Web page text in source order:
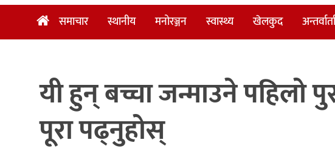
मनोरञ्जन
स्वास्थ्य
अन्तर्वार्ता
रोचक
समाचार स्थानीय मनोरञ्जन स्वास्थ्य खेलकुद अन्तर्वार्ता
यी हुन् बच्चा जन्माउने
पूरा पढ्नुहोस्